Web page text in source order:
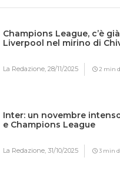
Champions League, c’è
Liverpool nel mirino di
La Redazione,28/11/2025 2 min
Inter: un novembre
e Champions League
La Redazione,31/10/2025 3 min